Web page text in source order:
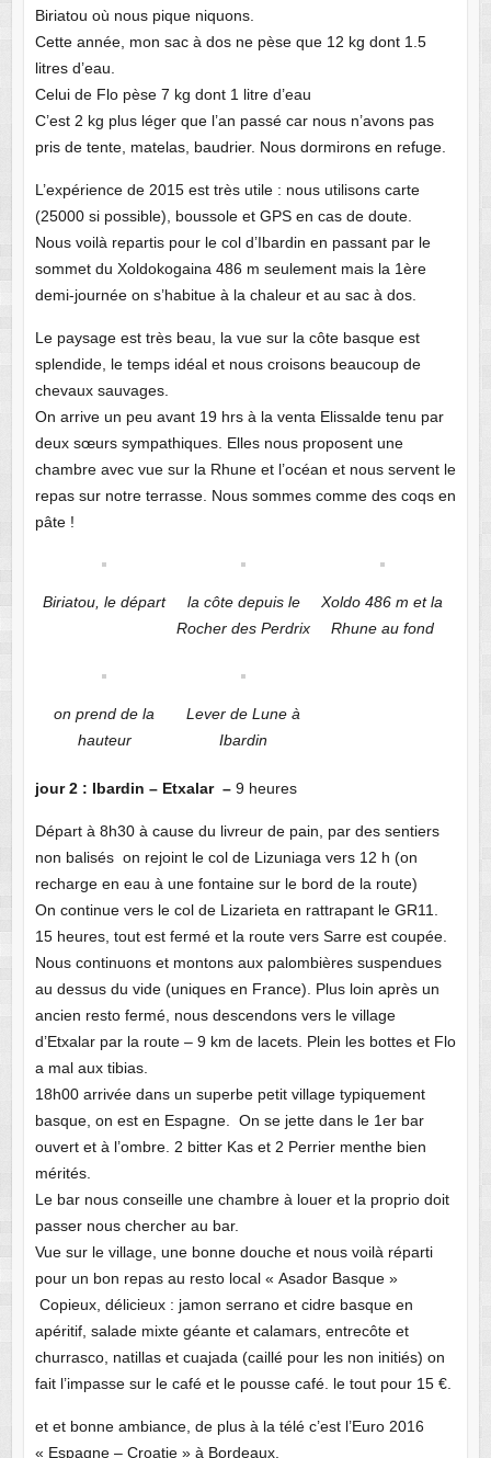
Biriatou où nous pique niquons.
Cette année, mon sac à dos ne pèse que 12 kg dont 1.5
litres d’eau.
Celui de Flo pèse 7 kg dont 1 litre d’eau
C’est 2 kg plus léger que l’an passé car nous n’avons pas
pris de tente, matelas, baudrier. Nous dormirons en refuge.
L’expérience de 2015 est très utile : nous utilisons carte
(25000 si possible), boussole et GPS en cas de doute.
Nous voilà repartis pour le col d’Ibardin en passant par le
sommet du Xoldokogaina 486 m seulement mais la 1ère
demi-journée on s’habitue à la chaleur et au sac à dos.
Le paysage est très beau, la vue sur la côte basque est
splendide, le temps idéal et nous croisons beaucoup de
chevaux sauvages.
On arrive un peu avant 19 hrs à la venta Elissalde tenu par
deux sœurs sympathiques. Elles nous proposent une
chambre avec vue sur la Rhune et l’océan et nous servent le
repas sur notre terrasse. Nous sommes comme des coqs en
pâte !
Biriatou, le départ
la côte depuis le
Rocher des Perdrix
Xoldo 486 m et la
Rhune au fond
on prend de la
hauteur
Lever de Lune à
Ibardin
jour 2 : Ibardin – Etxalar – 9 heures
Départ à 8h30 à cause du livreur de pain, par des sentiers
non balisés on rejoint le col de Lizuniaga vers 12 h (on
recharge en eau à une fontaine sur le bord de la route)
On continue vers le col de Lizarieta en rattrapant le GR11.
15 heures, tout est fermé et la route vers Sarre est coupée.
Nous continuons et montons aux palombières suspendues
au dessus du vide (uniques en France). Plus loin après un
ancien resto fermé, nous descendons vers le village
d’Etxalar par la route – 9 km de lacets. Plein les bottes et Flo
a mal aux tibias.
18h00 arrivée dans un superbe petit village typiquement
basque, on est en Espagne. On se jette dans le 1er bar
ouvert et à l’ombre. 2 bitter Kas et 2 Perrier menthe bien
mérités.
Le bar nous conseille une chambre à louer et la proprio doit
passer nous chercher au bar.
Vue sur le village, une bonne douche et nous voilà réparti
pour un bon repas au resto local « Asador Basque »
Copieux, délicieux : jamon serrano et cidre basque en
apéritif, salade mixte géante et calamars, entrecôte et
churrasco, natillas et cuajada (caillé pour les non initiés) on
fait l’impasse sur le café et le pousse café. le tout pour 15 €.
et et bonne ambiance, de plus à la télé c’est l’Euro 2016
« Espagne – Croatie » à Bordeaux.